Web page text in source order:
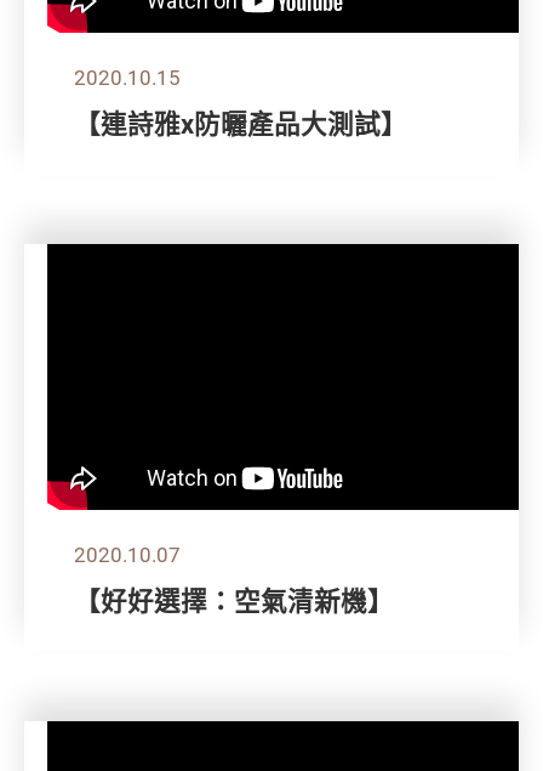
2020.10.15
【連詩雅x防曬產品大測試】
2020.10.07
【好好選擇：空氣清新機】